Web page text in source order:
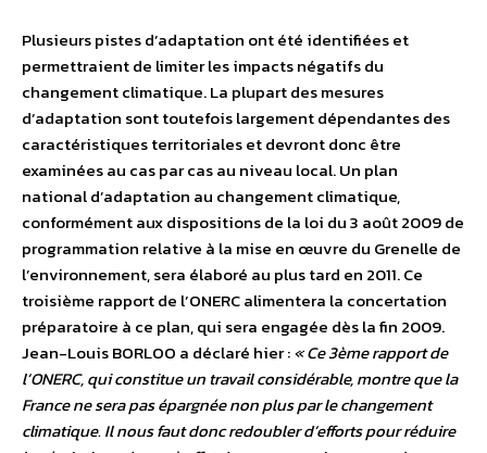
Plusieurs pistes d’adaptation ont été identifiées et
permettraient de limiter les impacts négatifs du
changement climatique. La plupart des mesures
d’adaptation sont toutefois largement dépendantes des
caractéristiques territoriales et devront donc être
examinées au cas par cas au niveau local. Un plan
national d’adaptation au changement climatique,
conformément aux dispositions de la loi du 3 août 2009 de
programmation relative à la mise en œuvre du Grenelle de
l’environnement, sera élaboré au plus tard en 2011. Ce
troisième rapport de l’ONERC alimentera la concertation
préparatoire à ce plan, qui sera engagée dès la fin 2009.
Jean-Louis BORLOO a déclaré hier :« Ce 3ème rapport de
l’ONERC, qui constitue un travail considérable, montre que la
France ne sera pas épargnée non plus par le changement
climatique. Il nous faut donc redoubler d’efforts pour réduire